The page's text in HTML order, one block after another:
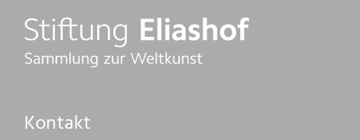
Stiftung
Kontakt